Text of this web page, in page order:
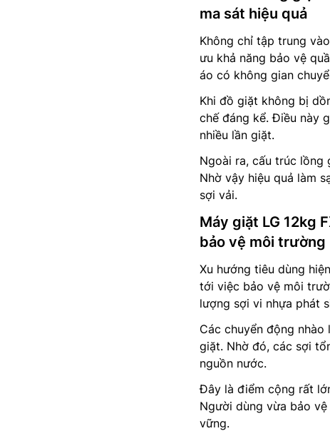
ma sát hiệu quả
Không chỉ tập trung
ưu khả năng bảo vệ
áo có không gian
Khi đồ giặt không bị
chế đáng kể. Điều này
nhiều lần giặt.
Ngoài ra, cấu trúc
Nhờ vậy hiệu quả làm
sợi vải.
Máy giặt LG 12kg
bảo vệ môi trường
Xu hướng tiêu dùng
tới việc bảo vệ môi
lượng sợi vi nhựa phát
Các chuyển động
giặt. Nhờ đó, các sợi
nguồn nước.
Đây là điểm cộng rất
Người dùng vừa bảo
vững.